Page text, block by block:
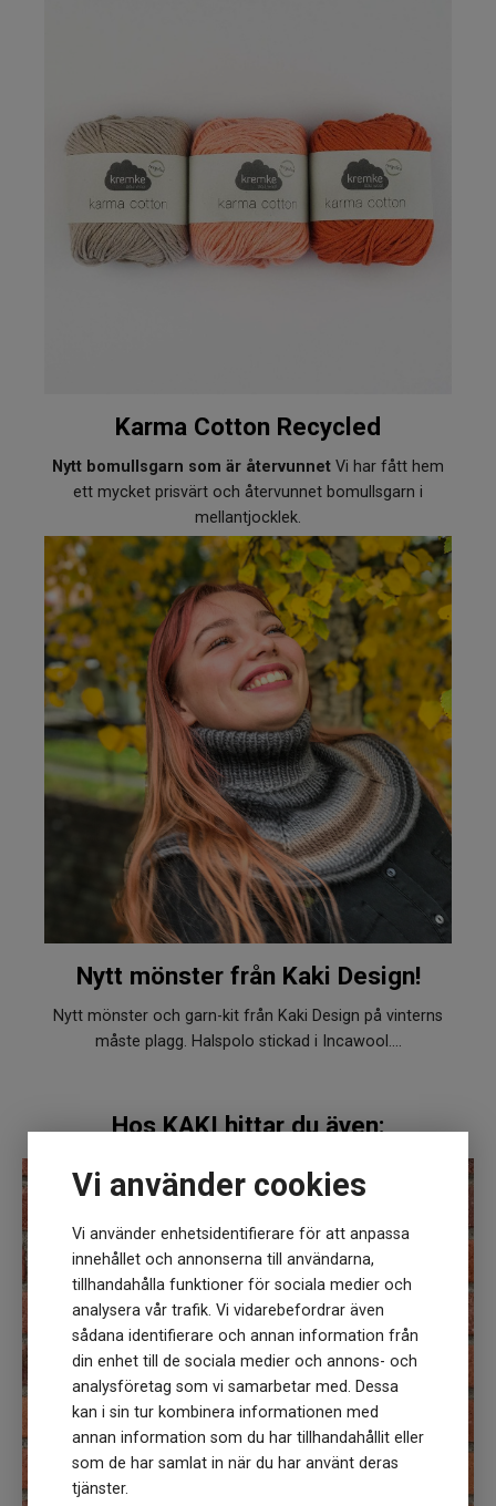
Vi använder cookies
Vi använder enhetsidentifierare för att anpassa
innehållet och annonserna till användarna,
tillhandahålla funktioner för sociala medier och
analysera vår trafik. Vi vidarebefordrar även
sådana identifierare och annan information från
din enhet till de sociala medier och annons- och
analysföretag som vi samarbetar med. Dessa
kan i sin tur kombinera informationen med
annan information som du har tillhandahållit eller
som de har samlat in när du har använt deras
tjänster.
Karma Cotton Recycled
Nytt bomullsgarn som är återvunnet Vi har fått hem
ett mycket prisvärt och återvunnet bomullsgarn i
mellantjocklek.
Nytt mönster från Kaki Design!
Nytt mönster och garn-kit från Kaki Design på vinterns
måste plagg. Halspolo stickad i Incawool.…
Hos KAKI hittar du även: